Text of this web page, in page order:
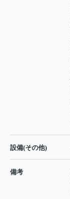
設備(その他)
備考